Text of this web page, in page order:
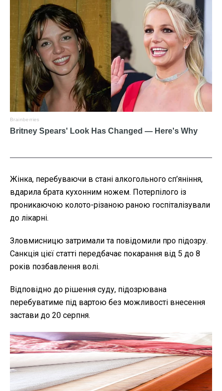
Жінка, перебуваючи в стані алкогольного сп’яніння,
вдарила брата кухонним ножем. Потерпілого із
проникаючою колото-різаною раною госпіталізували
до лікарні.
Зловмисницю затримали та повідомили про підозру.
Санкція цієї статті передбачає покарання від 5 до 8
років позбавлення волі.
Відповідно до рішення суду, підозрювана
перебуватиме під вартою без можливості внесення
застави до 20 серпня.